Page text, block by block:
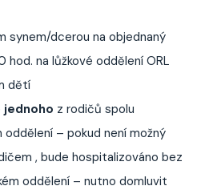
synem/dcerou na objednaný
hod. na lůžkové oddělení ORL
dětí
jednoho z rodičů spolu
– pokud není možný
, bude hospitalizováno bez
oddělení – nutno domluvit